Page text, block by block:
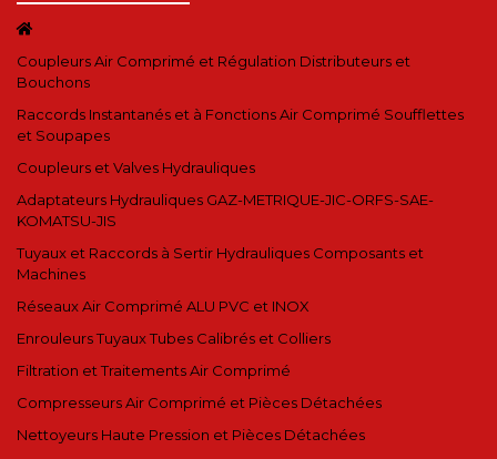
Coupleurs Air Comprimé et Régulation Distributeurs et
Bouchons
Raccords Instantanés et à Fonctions Air Comprimé Soufflettes
et Soupapes
Coupleurs et Valves Hydrauliques
Adaptateurs Hydrauliques GAZ-METRIQUE-JIC-ORFS-SAE-
KOMATSU-JIS
Tuyaux et Raccords à Sertir Hydrauliques Composants et
Machines
Réseaux Air Comprimé ALU PVC et INOX
Enrouleurs Tuyaux Tubes Calibrés et Colliers
Filtration et Traitements Air Comprimé
Compresseurs Air Comprimé et Pièces Détachées
Nettoyeurs Haute Pression et Pièces Détachées